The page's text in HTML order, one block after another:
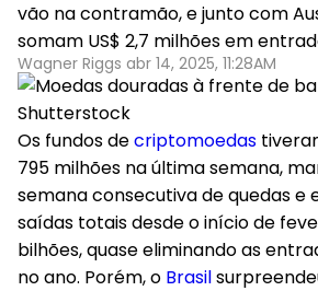
vão na contramão, e junto com
somam US$ 2,7 milhões em
Wagner Riggs abr 14, 2025, 11:28AM
Shutterstock
Os fundos decriptomoedas
795 milhões na última semana,
semana consecutiva de quedas e
saídas totais desde o início de
bilhões, quase eliminando as
no ano. Porém, o Brasil